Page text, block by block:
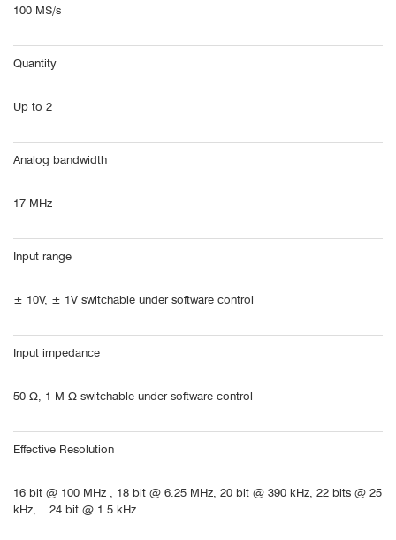
100 MS/s
Quantity
Up to 2
Analog bandwidth
17 MHz
Input range
± 10V, ± 1V switchable under software control
Input impedance
50 Ω, 1 M Ω switchable under software control
Effective Resolution
16 bit @ 100 MHz , 18 bit @ 6.25 MHz, 20 bit @ 390 kHz, 22 bits @ 25
kHz, 24 bit @ 1.5 kHz